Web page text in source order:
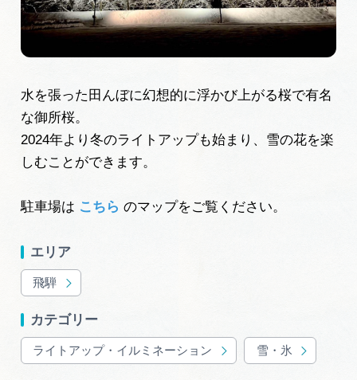
アクセス
ぎふ旅レポーター記事
早わかり岐阜
買い物・お土産
体験予約サイト「ＶＩＳＩＴ岐阜県」
岐阜県アウトドア観光キャンペーン
岐阜県まるごと観光エリアガイド
岐阜県観光データベース
水を張った田んぼに幻想的に浮かび上がる桜で有名
な御所桜。
2024年より冬のライトアップも始まり、雪の花を楽
しむことができます。
駐車場は こちら のマップをご覧ください。
エリア
飛騨
カテゴリー
ライトアップ・イルミネーション 雪・氷